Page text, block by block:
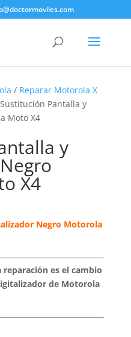
/ Reparar Motorola X
Pantalla y
Moto X4
y
X4
Negro Motorola
es el cambio
de Motorola